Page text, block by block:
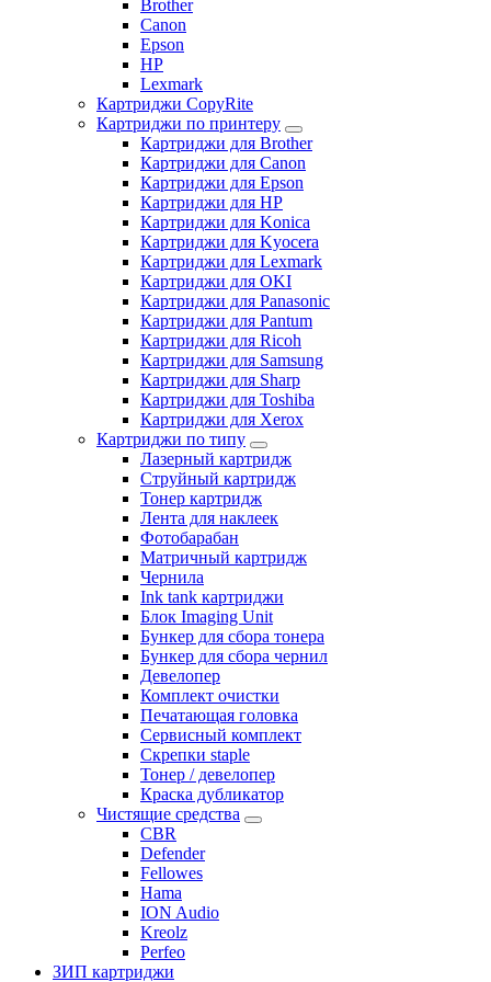
Brother
Canon
Epson
HP
Lexmark
Картриджи CopyRite
Картриджи по принтеру
Картриджи для Brother
Картриджи для Canon
Картриджи для Epson
Картриджи для HP
Картриджи для Konica
Картриджи для Kyocera
Картриджи для Lexmark
Картриджи для OKI
Картриджи для Panasonic
Картриджи для Pantum
Картриджи для Ricoh
Картриджи для Samsung
Картриджи для Sharp
Картриджи для Toshiba
Картриджи для Xerox
Картриджи по типу
Лазерный картридж
Струйный картридж
Тонер картридж
Лента для наклеек
Фотобарабан
Матричный картридж
Чернила
Ink tank картриджи
Блок Imaging Unit
Бункер для сбора тонера
Бункер для сбора чернил
Девелопер
Комплект очистки
Печатающая головка
Сервисный комплект
Скрепки staple
Тонер / девелопер
Краска дубликатор
Чистящие средства
CBR
Defender
Fellowes
Hama
ION Audio
Kreolz
Perfeo
ЗИП картриджи